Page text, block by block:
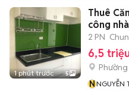
1 phút trước 5
Thuê
công
2 PN
6,5
Phường
NNGUYỄN